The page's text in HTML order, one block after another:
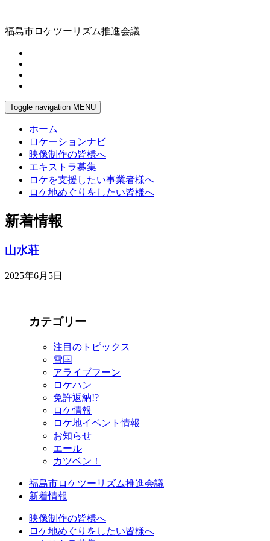
福島市ロケツーリズム推進会議
Toggle navigation MENU
ホーム
ロケーションナビ
映像制作の皆様へ
エキストラ募集
ロケを支援したい事業者様へ
ロケ地めぐりをしたい皆様へ
新着情報
山水荘
2025年6月5日
カテゴリー
注目のトピックス
雪国
アライブフーン
ロケハン
免許返納!?
ロケ情報
ロケ地イベント情報
お知らせ
エール
カツベン！
福島市ロケツーリズム推進会議
新着情報
映像制作の皆様へ
ロケ地めぐりをしたい皆様へ